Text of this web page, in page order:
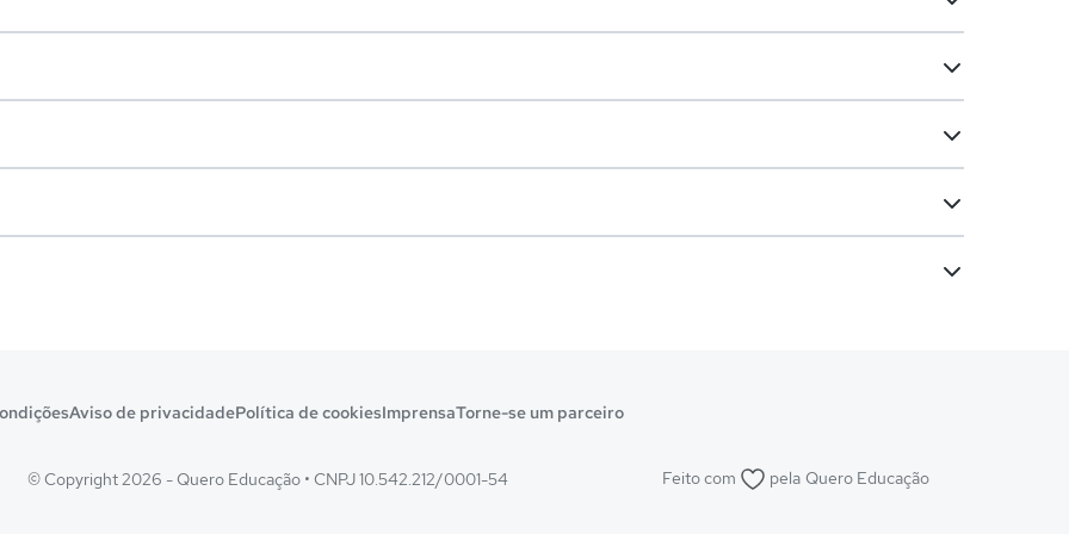
Aviso de privacidadePolítica de cookiesImprensaTorne-se um parceiro
© Copyright 2026 - Quero Educação • CNPJ 10.542.212/0001-54 Feito com pela Quero Educação